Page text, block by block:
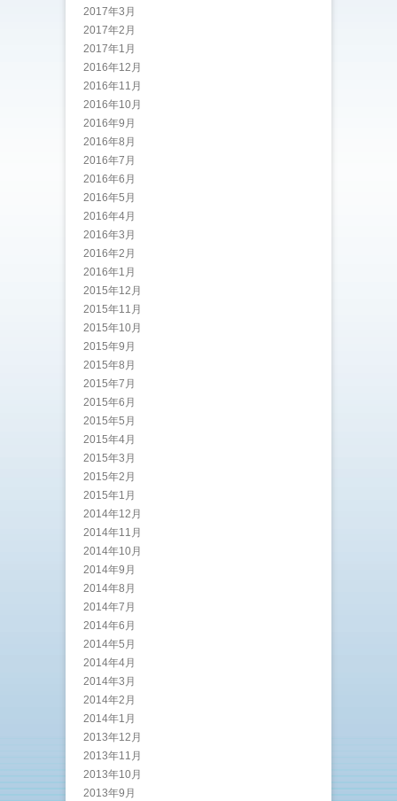
2017年3月
2017年2月
2017年1月
2016年12月
2016年11月
2016年10月
2016年9月
2016年8月
2016年7月
2016年6月
2016年5月
2016年4月
2016年3月
2016年2月
2016年1月
2015年12月
2015年11月
2015年10月
2015年9月
2015年8月
2015年7月
2015年6月
2015年5月
2015年4月
2015年3月
2015年2月
2015年1月
2014年12月
2014年11月
2014年10月
2014年9月
2014年8月
2014年7月
2014年6月
2014年5月
2014年4月
2014年3月
2014年2月
2014年1月
2013年12月
2013年11月
2013年10月
2013年9月